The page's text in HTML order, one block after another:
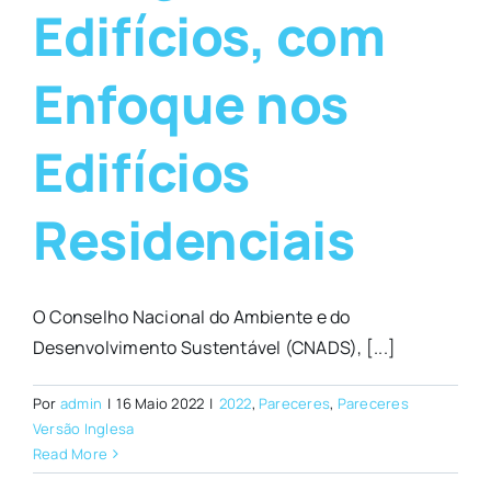
Edifícios, com
Enfoque nos
Edifícios
Residenciais
O Conselho Nacional do Ambiente e do
Desenvolvimento Sustentável (CNADS), [...]
Por admin | 16 Maio 2022 | 2022, Pareceres, Pareceres
Versão Inglesa
Read More